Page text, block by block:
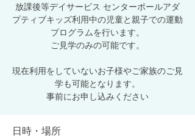
放課後等デイサービス センターポールアダ
プティブキッズ利用中の児童と親子での運動
プログラムを行います。
ご見学のみの可能です。
現在利用をしていないお子様やご家族のご見
学も可能となります。
事前にお申し込みください
日時・場所